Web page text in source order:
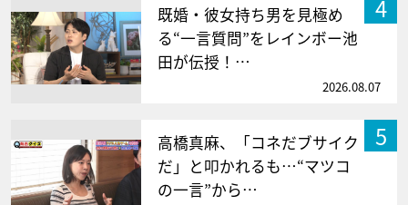
4
既婚・彼女持ち男を見極め
る“一言質問”をレインボー池
田が伝授！…
2026.08.07
5
高橋真麻、「コネだブサイク
だ」と叩かれるも…“マツコ
の一言”から…